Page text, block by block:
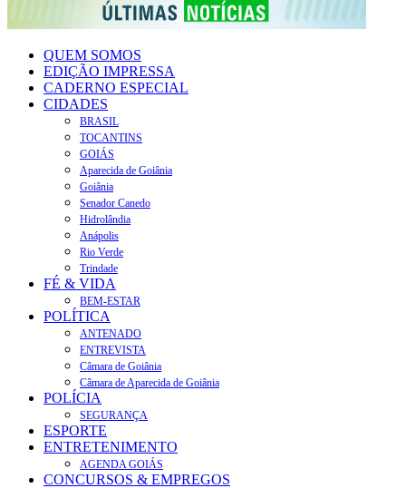
QUEM SOMOS
EDIÇÃO IMPRESSA
CADERNO ESPECIAL
CIDADES
BRASIL
TOCANTINS
GOIÁS
Aparecida de Goiânia
Goiânia
Senador Canedo
Hidrolândia
Anápolis
Rio Verde
Trindade
FÉ & VIDA
BEM-ESTAR
POLÍTICA
ANTENADO
ENTREVISTA
Câmara de Goiânia
Câmara de Aparecida de Goiânia
POLÍCIA
SEGURANÇA
ESPORTE
ENTRETENIMENTO
AGENDA GOIÁS
CONCURSOS & EMPREGOS